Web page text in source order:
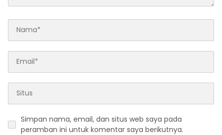
Simpan nama, email, dan situs web saya pada
peramban ini untuk komentar saya berikutnya.